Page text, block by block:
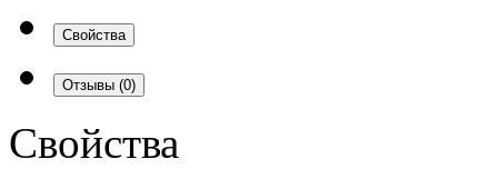
Свойства
Отзывы (0)
Свойства